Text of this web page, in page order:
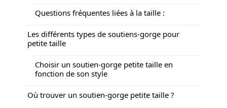
Questions fréquentes liées à la taille :
Les différents types de soutiens-gorge pour
petite taille
Choisir un soutien-gorge petite taille en
fonction de son style
Où trouver un soutien-gorge petite taille ?